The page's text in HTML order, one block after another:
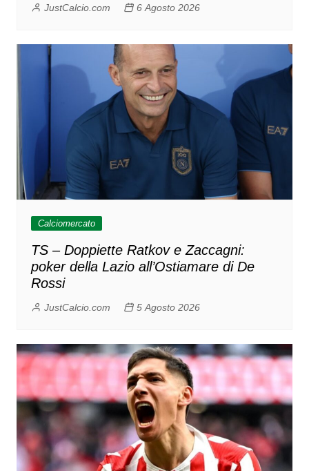
JustCalcio.com 6 Agosto 2026
Calciomercato
TS – Doppiette Ratkov e Zaccagni:
poker della Lazio all’Ostiamare di De
Rossi
JustCalcio.com 5 Agosto 2026